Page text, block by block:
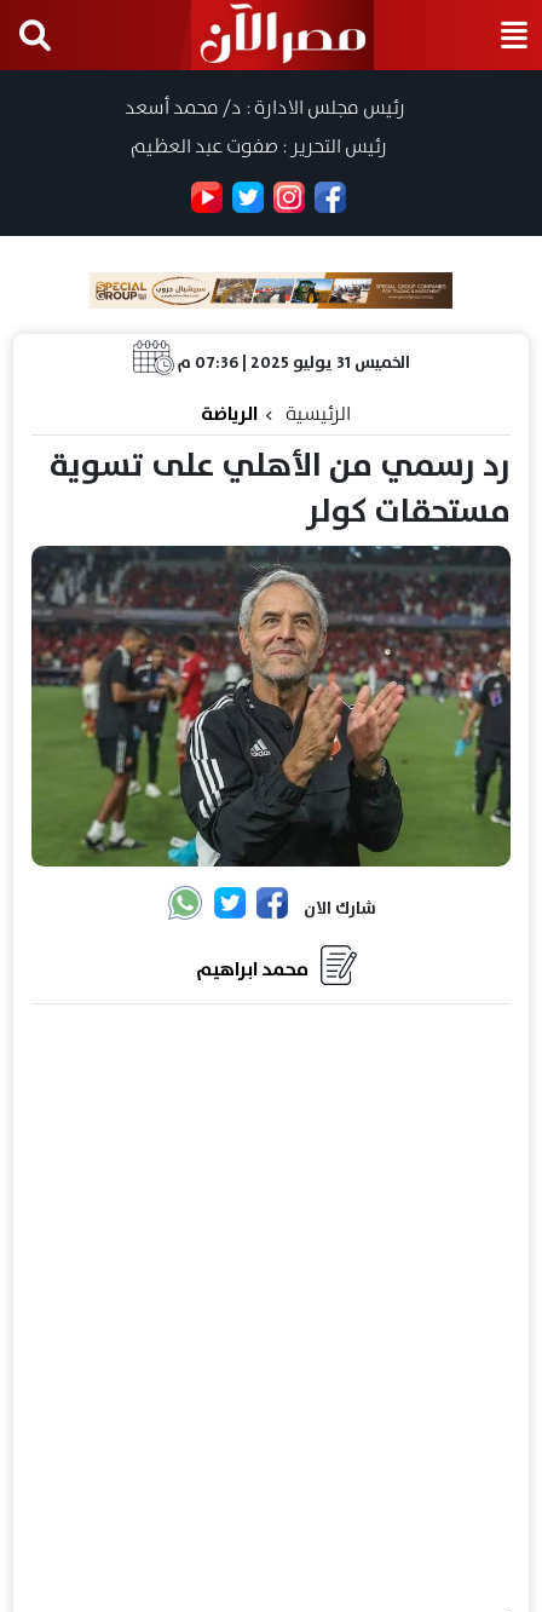
رئيس مجلس الادارة : د/ محمد أسعد
رئيس التحرير : صفوت عبد العظيم
الخميس 31 يوليو 2025 | 07:36 م
الرئيسية الرياضة
رد رسمي من الأهلي على تسوية
مستحقات كولر
شارك الان
محمد ابراهيم